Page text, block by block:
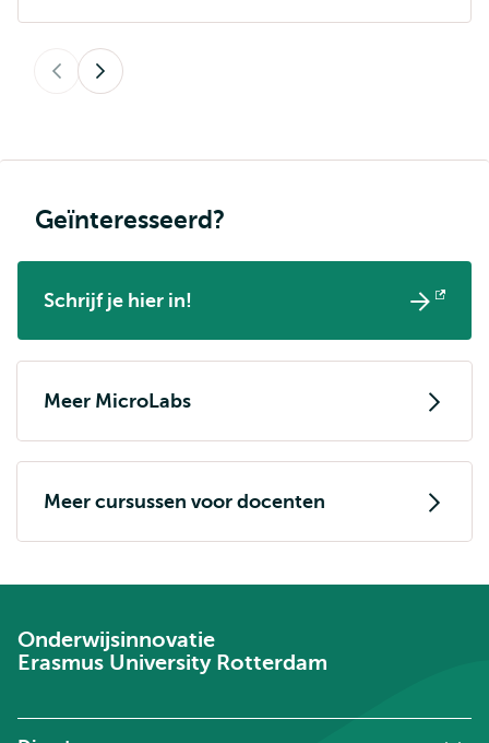
Volgende
Geïnteresseerd?
Schrijf je hier in!
Opent
extern
Meer MicroLabs
Meer cursussen voor docenten
Onderwijsinnovatie
Erasmus University Rotterdam